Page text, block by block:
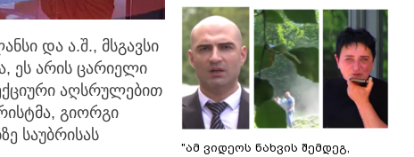
და ა.შ., მსგავსი
ეს არის ცარიელი
აღსრულებით
გიორგი
საუბრისას
"ამ ვიდეოს ნახვის შემდეგ,